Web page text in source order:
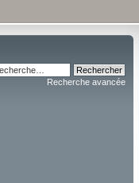
Recherche avancée